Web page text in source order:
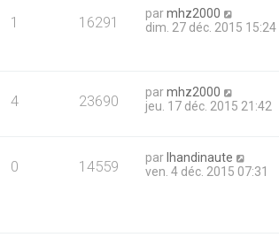
1 16291 parmhz2000
dim. 27 déc. 2015 15:24
4 23690 parmhz2000
jeu. 17 déc. 2015 21:42
0 14559 parlhandinaute
ven. 4 déc. 2015 07:31